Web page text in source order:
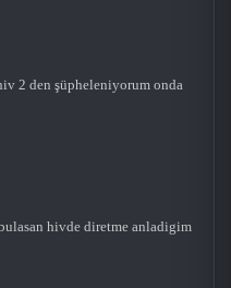
2 den şüpheleniyorum onda
hivde diretme anladigim